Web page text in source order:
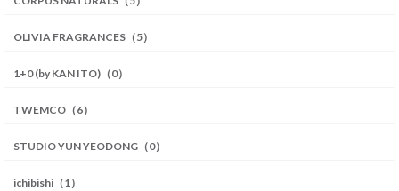
OLIVIA FRAGRANCES（5）
1+0 (by KAN ITO)（0）
TWEMCO（6）
STUDIO YUN YEODONG（0）
ichibishi（1）